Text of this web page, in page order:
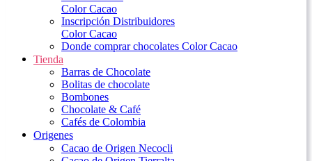
Color Cacao
Inscripción Distribuidores
Color Cacao
Donde comprar chocolates Color Cacao
Tienda
Barras de Chocolate
Bolitas de chocolate
Bombones
Chocolate & Café
Cafés de Colombia
Origenes
Cacao de Origen Necocli